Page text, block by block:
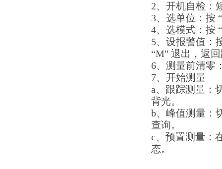
2、开机自检：
3、选单位：按
4、选模式：按
5、设报警值：
“M" 退出，返
6、测量前清零
7、开始测量
a、跟踪测量：
背光。
b、峰值测量：
查询。
c、预置测量：
态。